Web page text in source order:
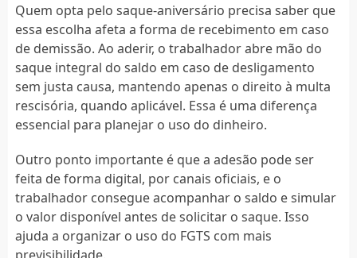
Quem opta pelo saque-aniversário precisa saber que
essa escolha afeta a forma de recebimento em caso
de demissão. Ao aderir, o trabalhador abre mão do
saque integral do saldo em caso de desligamento
sem justa causa, mantendo apenas o direito à multa
rescisória, quando aplicável. Essa é uma diferença
essencial para planejar o uso do dinheiro.
Outro ponto importante é que a adesão pode ser
feita de forma digital, por canais oficiais, e o
trabalhador consegue acompanhar o saldo e simular
o valor disponível antes de solicitar o saque. Isso
ajuda a organizar o uso do FGTS com mais
previsibilidade.